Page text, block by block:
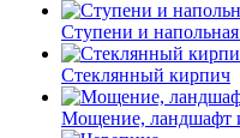
Ступени и
Cтеклянный кирпич
Мощение, ландшафт